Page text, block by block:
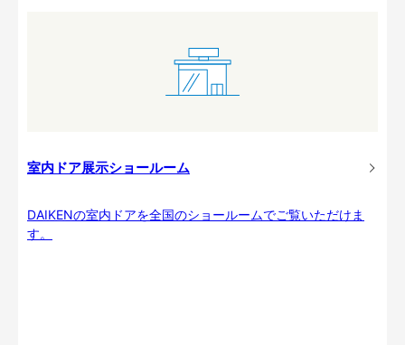
室内ドア展示ショールーム
DAIKENの室内ドアを全国のショールームでご覧いただけま
す。